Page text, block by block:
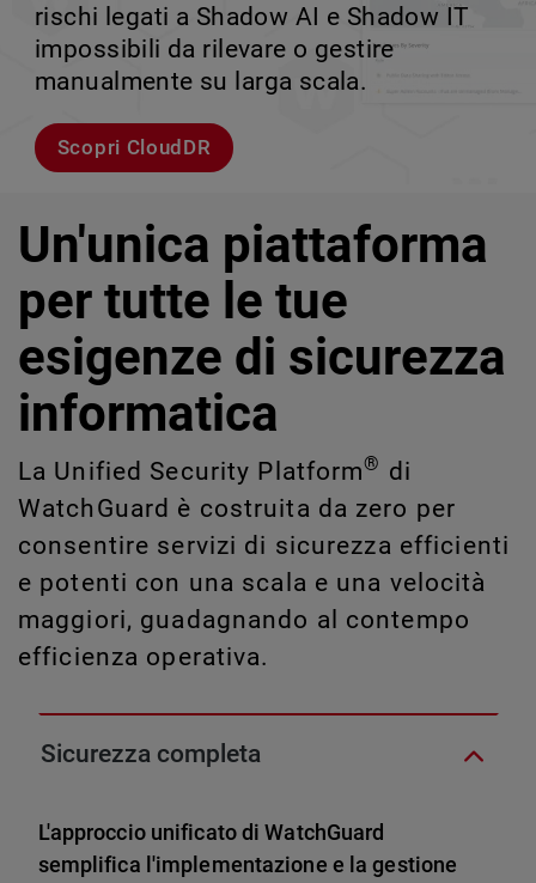
velocità.
Esplora i modelli
rischi legati a Shadow AI e Shadow IT
impossibili da rilevare o gestire
manualmente su larga scala.
Scopri CloudDR
tuo team può crescere senza perdere il
controllo.
scalabile.
Scopri WatchGuard EDR
Un'unica piattaforma
per tutte le tue
esigenze di sicurezza
informatica
La Unified Security Platform® di
WatchGuard è costruita da zero per
consentire servizi di sicurezza efficienti
e potenti con una scala e una velocità
maggiori, guadagnando al contempo
efficienza operativa.
Sicurezza completa
L'approccio unificato di WatchGuard
semplifica l'implementazione e la gestione